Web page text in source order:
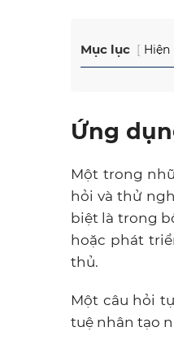
Mục lục Hiện
Ứng
Một trong
hỏi và thử
biệt là trong
hoặc phát
thủ.
Một câu hỏi
tuệ nhân tạo